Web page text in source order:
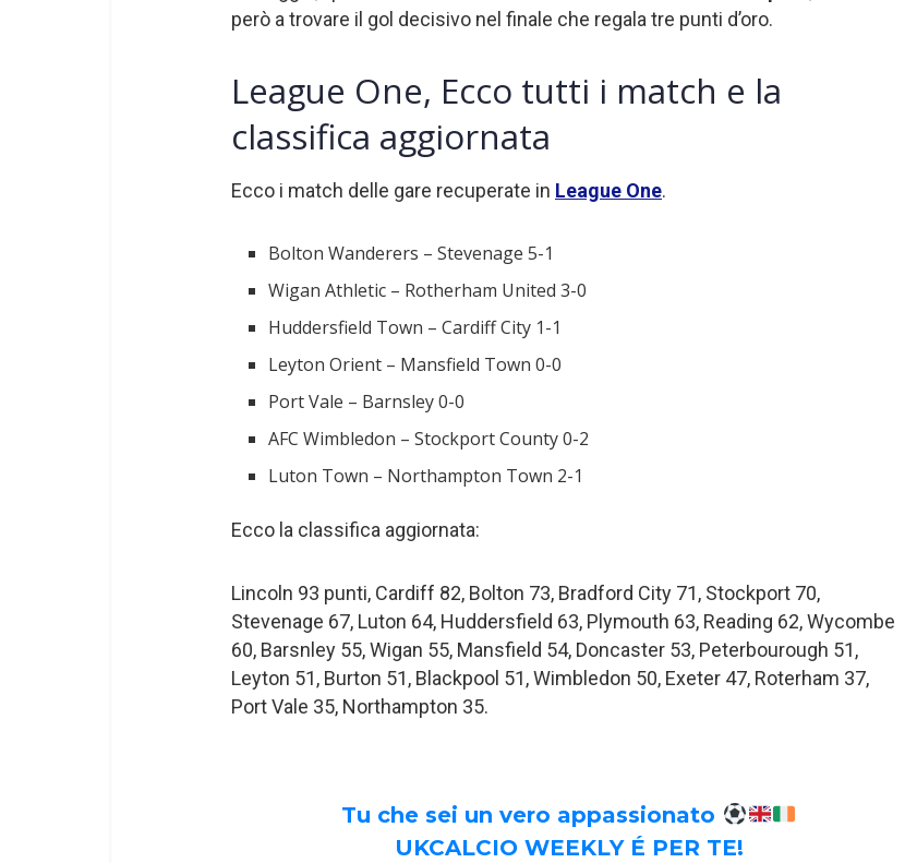
però a trovare il gol decisivo nel finale che regala tre punti d’oro.
League One, Ecco tutti i match e la
classifica aggiornata
Ecco i match delle gare recuperate in League One.
Bolton Wanderers – Stevenage 5-1
Wigan Athletic – Rotherham United 3-0
Huddersfield Town – Cardiff City 1-1
Leyton Orient – Mansfield Town 0-0
Port Vale – Barnsley 0-0
AFC Wimbledon – Stockport County 0-2
Luton Town – Northampton Town 2-1
Ecco la classifica aggiornata:
Lincoln 93 punti, Cardiff 82, Bolton 73, Bradford City 71, Stockport 70,
Stevenage 67, Luton 64, Huddersfield 63, Plymouth 63, Reading 62, Wycombe
60, Barsnley 55, Wigan 55, Mansfield 54, Doncaster 53, Peterbourough 51,
Leyton 51, Burton 51, Blackpool 51, Wimbledon 50, Exeter 47, Roterham 37,
Port Vale 35, Northampton 35.
Tu che sei un vero appassionato
UKCALCIO WEEKLY É PER TE!